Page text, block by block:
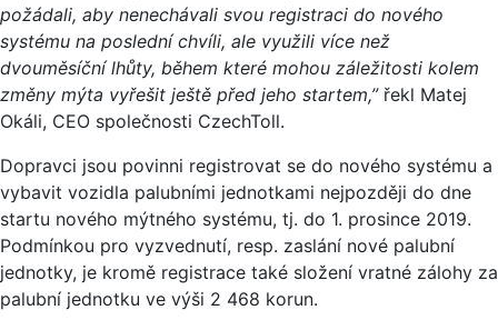
požádali, aby nenechávali svou registraci do nového
systému na poslední chvíli, ale využili více než
dvouměsíční lhůty, během které mohou záležitosti kolem
změny mýta vyřešit ještě před jeho startem,” řekl Matej
Okáli, CEO společnosti CzechToll.
Dopravci jsou povinni registrovat se do nového systému a
vybavit vozidla palubními jednotkami nejpozději do dne
startu nového mýtného systému, tj. do 1. prosince 2019.
Podmínkou pro vyzvednutí, resp. zaslání nové palubní
jednotky, je kromě registrace také složení vratné zálohy za
palubní jednotku ve výši 2 468 korun.